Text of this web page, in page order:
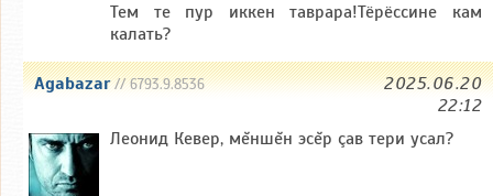
Тем те пур иккен таврара!Тёрёссине кам
калать?
Agabazar// 6793.9.8536
2025.06.20
22:12
Леонид Кевер, мĕншĕн эсĕр çав тери усал?